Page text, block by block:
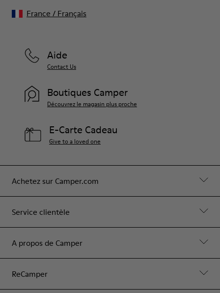
Achetez sur Camper.com
Service clientèle
A propos de Camper
ReCamper
Aide
Contact Us
Boutiques Camper
Découvrez le magasin plus proche
E-Carte Cadeau
Give to a loved one
France / Français